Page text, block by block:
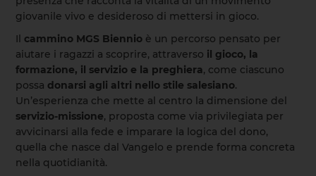
giovanile vivo e desideroso di mettersi in gioco.
Il cammino MGS Biennio è un percorso pensato per
aiutare i ragazzi a scoprire, attraverso il gioco, la
formazione, il servizio e la preghiera, come ciascuno
possa donarsi agli altri nello stile salesiano.
Un’esperienza che mette al centro la dimensione del
servizio-missione, proposta come via privilegiata per
avvicinarsi alla fede e imparare la logica del dono,
quella che nasce dal Vangelo e prende forma concreta
nella quotidianità.